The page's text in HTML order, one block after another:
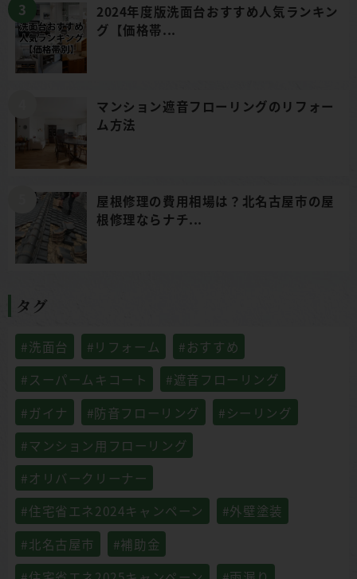
2024年度版洗面台おすすめ人気ランキン
グ【価格帯...
マンション遮音フローリングのリフォー
ム方法
屋根修理の費用相場は？北名古屋市の屋
根修理ならナチ...
タグ
#洗面台 #リフォーム
#おすすめ
#スーパームキコート
#遮音フローリング
#ガイナ
#防音フローリング
#シーリング
#マンション用フローリング
#オリバークリーナー
#住宅省エネ2024キャンペーン
#外壁塗装
#北名古屋市
#補助金